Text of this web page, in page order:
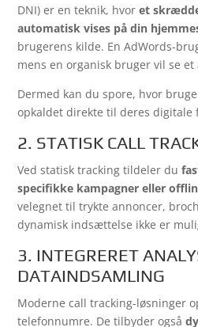
DNI) er en teknik, hvoret
automatisk vises på din
brugerens kilde. En AdWords-
mens en organisk bruger vil se et
Dermed kan du spore, hvor
opkaldet direkte til deres digitale
2. STATISK CALL
Ved statisk tracking tildeler du
specifikke kampagner eller
velegnet til trykte annoncer,
dynamisk indsættelse ikke er
3. INTEGRERET
DATAINDSAMLING
Moderne call tracking-løsninger
telefonnumre. De tilbyder også